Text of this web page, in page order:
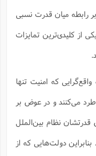
رابطه میان قدرت نسبی
از کلیدی‌ترین تمایزات
که امنیت تنها
می‌کنند و در عوض بر
نظام بین‌الملل
دولت‌هایی که از